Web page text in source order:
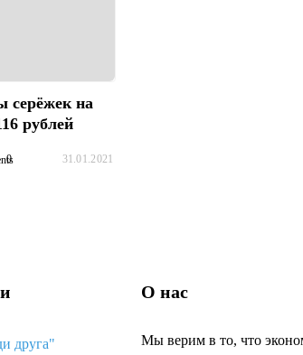
серёжек на
рублей
0 31.01.2021
друга"
О нас
Мы верим в то, что